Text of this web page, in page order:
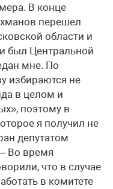
В конце
перешел
области и
был Центральной
мне. По
избираются не
в целом и
поэтому в
я получил не
депутатом
Во время
что в случае
в комитете